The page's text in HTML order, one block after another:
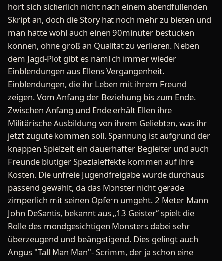
hört sich sicherlich nicht nach einem abendfüllenden
Skript an, doch die Story hat noch mehr zu bieten und
man hätte wohl auch einen 90minüter bestücken
können, ohne groß an Qualität zu verlieren. Neben
dem Jagd-Plot gibt es nämlich immer wieder
Einblendungen aus Ellens Vergangenheit.
Einblendungen, die ihr Leben mit ihrem Freund
zeigen. Vom Anfang der Beziehung bis zum Ende.
Zwischen Anfang und Ende erhält Ellen ihre
Militärische Ausbildung von ihrem Geliebten, was ihr
jetzt zugute kommen soll. Spannung ist aufgrund der
knappen Spielzeit ein dauerhafter Begleiter und auch
Freunde blutiger Spezialeffekte kommen auf ihre
Kosten. Die unfreie Jugendfreigabe wurde durchaus
passend gewählt, da das Monster nicht gerade
zimperlich mit seinen Opfern umgeht. 2 Meter Mann
John DeSantis, bekannt aus „13 Geister“ spielt die
Rolle des mondgesichtigen Monsters dabei sehr
überzeugend und beängstigend. Dies gelingt auch
Angus "Tall Man Man"- Scrimm, der ja schon eine